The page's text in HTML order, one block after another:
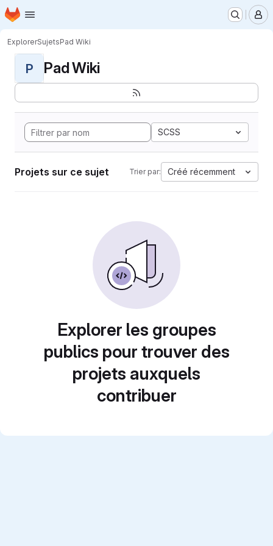
Passer au contenu principal
Page d'accueil
ExplorerSujetsPad Wiki
P Pad Wiki
SCSS
Projets sur ce sujet Trier par: Créé récemment
Explorer les groupes
publics pour trouver des
projets auxquels
contribuer